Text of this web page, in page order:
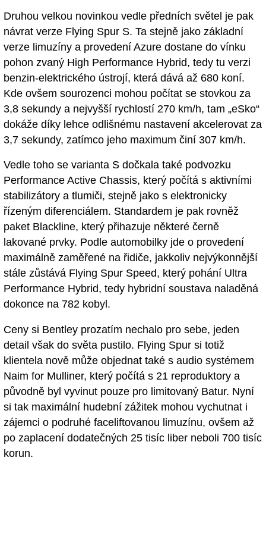
Druhou velkou novinkou vedle předních světel je pak
návrat verze Flying Spur S. Ta stejně jako základní
verze limuzíny a provedení Azure dostane do vínku
pohon zvaný High Performance Hybrid, tedy tu verzi
benzin-elektrického ústrojí, která dává až 680 koní.
Kde ovšem sourozenci mohou počítat se stovkou za
3,8 sekundy a nejvyšší rychlostí 270 km/h, tam „eSko“
dokáže díky lehce odlišnému nastavení akcelerovat za
3,7 sekundy, zatímco jeho maximum činí 307 km/h.
Vedle toho se varianta S dočkala také podvozku
Performance Active Chassis, který počítá s aktivními
stabilizátory a tlumiči, stejně jako s elektronicky
řízeným diferenciálem. Standardem je pak rovněž
paket Blackline, který přihazuje některé černě
lakované prvky. Podle automobilky jde o provedení
maximálně zaměřené na řidiče, jakkoliv nejvýkonnější
stále zůstává Flying Spur Speed, který pohání Ultra
Performance Hybrid, tedy hybridní soustava naladěná
dokonce na 782 kobyl.
Ceny si Bentley prozatím nechalo pro sebe, jeden
detail však do světa pustilo. Flying Spur si totiž
klientela nově může objednat také s audio systémem
Naim for Mulliner, který počítá s 21 reproduktory a
původně byl vyvinut pouze pro limitovaný Batur. Nyní
si tak maximální hudební zážitek mohou vychutnat i
zájemci o podruhé faceliftovanou limuzínu, ovšem až
po zaplacení dodatečných 25 tisíc liber neboli 700 tisíc
korun.